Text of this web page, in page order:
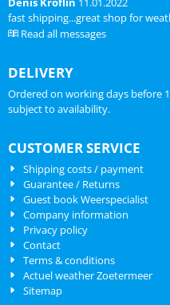
fast shipping...great shop for
Read all messages
DELIVERY
Ordered on working days before
subject to availability.
CUSTOMER SERVICE
Shipping costs / payment
Guarantee / Returns
Guest book Weerspecialist
Company information
Privacy policy
Contact
Terms & conditions
Actuel weather Zoetermeer
Sitemap